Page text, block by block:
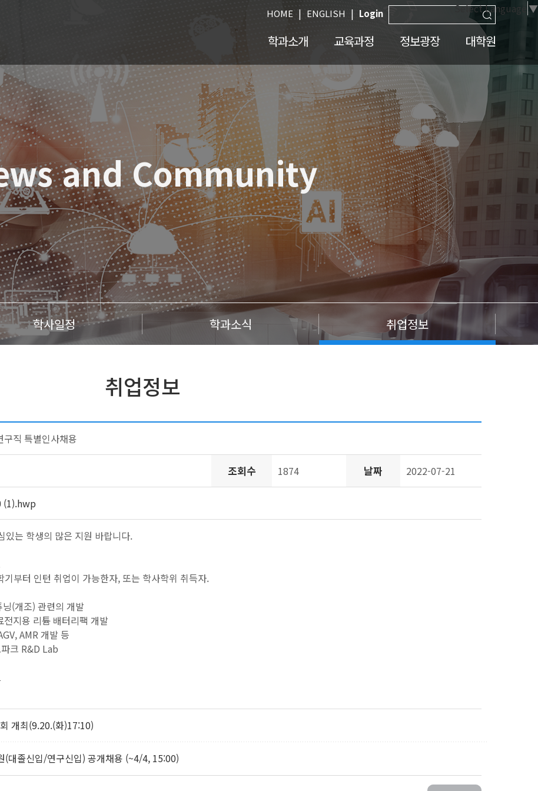
Select Language ▼
HOME | ENGLISH | Login
학과소개 교육과정 정보광장 대학원
and Community
학사일정 학과소식 취업정보
취업정보
직 특별인사채용
조회수 1874 날짜 2022-07-21
(1).hwp
있는 학생의 많은 지원 바랍니다.
부터 인턴 취업이 가능한자, 또는 학사학위 취득자.
(개조) 관련의 개발
리튬 배터리팩 개발
개발 등
크 R&D Lab
개최(9.20.(화)17:10)
대졸신입/연구신입) 공개채용 (~4/4, 15:00)